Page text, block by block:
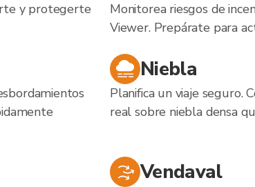
y protegerte
Monitorea riesgos de
Viewer. Prepárate para
Niebla
Planifica un viaje seguro.
real sobre niebla densa
Vendaval